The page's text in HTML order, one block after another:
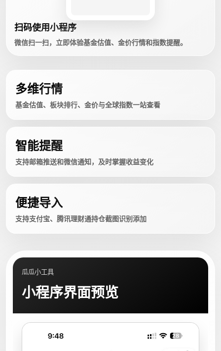
扫码使用小程序
微信扫一扫，立即体验基金估值、金价行情和指数提醒。
多维行情
基金估值、板块排行、金价与全球指数一站查看
智能提醒
支持邮箱推送和微信通知，及时掌握收益变化
便捷导入
支持支付宝、腾讯理财通持仓截图识别添加
瓜瓜小工具
小程序界面预览